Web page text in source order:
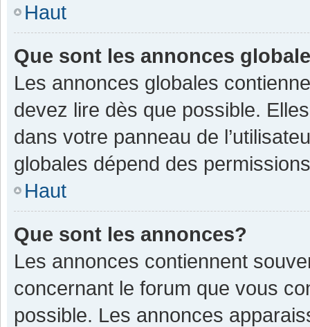
Haut
Que sont les annonces
Les annonces globales
devez lire dès que possible.
dans votre panneau de
globales dépend des
Haut
Que sont les annonces?
Les annonces contiennent
concernant le forum que vous
possible. Les annonces